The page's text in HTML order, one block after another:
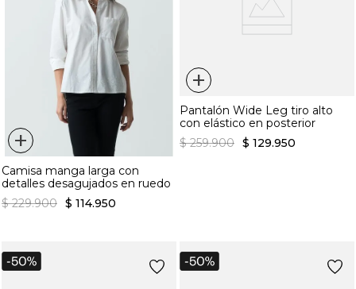
+
Camisa manga larga con
detalles desagujados en ruedo
$ 229.900 $ 114.950
+
Pantalón Wide Leg tiro alto
con elástico en posterior
$ 259.900 $ 129.950